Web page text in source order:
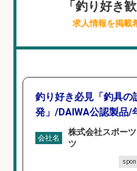
「釣り好き
求人情報を掲載
釣り好き必見「釣具の
発」/DAIWA公認製品/
会社名
株式会社スポー
ツ